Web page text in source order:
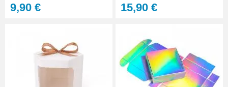
9,90 € 15,90 €